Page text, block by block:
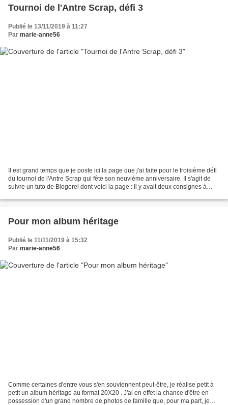
Tournoi de l'Antre Scrap, défi 3
Publié le 13/11/2019 à 11:27
Par marie-anne56
Il est grand temps que je poste ici la page que j'ai faite pour le troisième défi
du tournoi de l'Antre Scrap qui fête son neuvième anniversaire. Il s'agit de
suivre un tuto de Blogorel dont voici la page : Il y avait deux consignes à
Pour mon album héritage
Publié le 11/11/2019 à 15:32
Par marie-anne56
Comme certaines d'entre vous s'en souviennent peut-être, je réalise petit à
petit un album héritage au format 20X20 . J'ai en effet la chance d'être en
possession d'un grand nombre de photos de famille que, pour ma part, je